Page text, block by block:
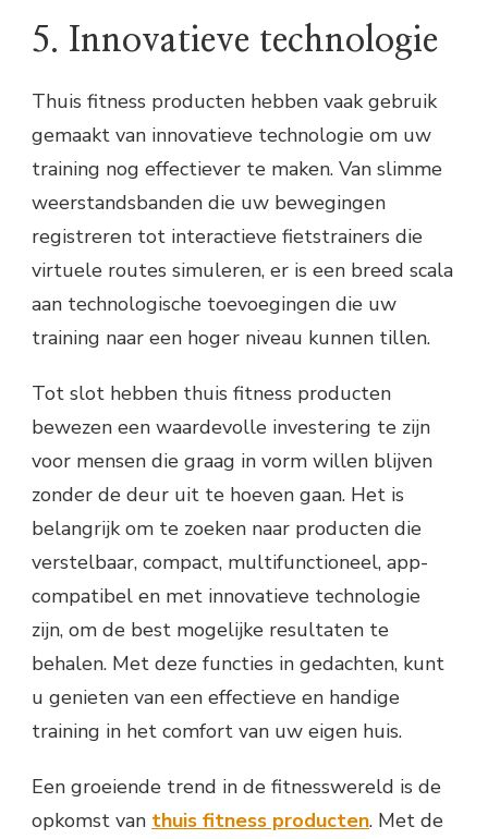
5. Innovatieve technologie
Thuis fitness producten hebben vaak gebruik
gemaakt van innovatieve technologie om uw
training nog effectiever te maken. Van slimme
weerstandsbanden die uw bewegingen
registreren tot interactieve fietstrainers die
virtuele routes simuleren, er is een breed scala
aan technologische toevoegingen die uw
training naar een hoger niveau kunnen tillen.
Tot slot hebben thuis fitness producten
bewezen een waardevolle investering te zijn
voor mensen die graag in vorm willen blijven
zonder de deur uit te hoeven gaan. Het is
belangrijk om te zoeken naar producten die
verstelbaar, compact, multifunctioneel, app-
compatibel en met innovatieve technologie
zijn, om de best mogelijke resultaten te
behalen. Met deze functies in gedachten, kunt
u genieten van een effectieve en handige
training in het comfort van uw eigen huis.
Een groeiende trend in de fitnesswereld is de
opkomst van thuis fitness producten. Met de